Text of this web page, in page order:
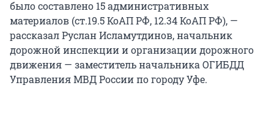
было составлено 15 административных
материалов (ст.19.5 КоАП РФ, 12.34 КоАП РФ), —
рассказал Руслан Исламутдинов, начальник
дорожной инспекции и организации дорожного
движения — заместитель начальника ОГИБДД
Управления МВД России по городу Уфе.